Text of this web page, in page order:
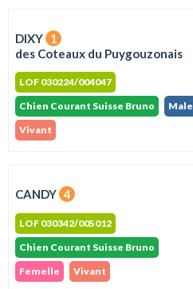
DIXY 1
des Coteaux du Puygouzonais
LOF 030224/004047
Chien Courant Suisse Bruno
Male
Vivant
CANDY 4
LOF 030342/005012
Chien Courant Suisse Bruno
Femelle
Vivant